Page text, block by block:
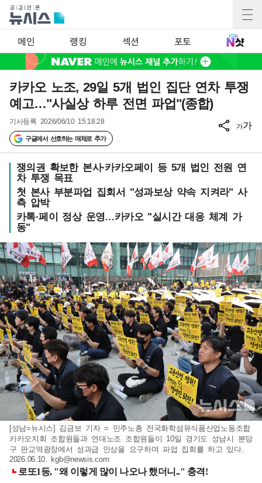
메인 랭킹 섹션 포토
카카오 노조, 29일 5개 법인 집단 연차 투쟁
예고…"사실상 하루 전면 파업"(종합)
기사등록 2026/06/10 15:18:28
구글에서 선호하는 매체로 추가
가가
쟁의권 확보한 본사·카카오페이 등 5개 법인 전원 연
차 투쟁 목표
첫 본사 부분파업 집회서 "성과보상 약속 지켜라" 사
측 압박
카톡·페이 정상 운영…카카오 "실시간 대응 체계 가
동"
[성남=뉴시스] 김금보 기자 = 민주노총 전국화학섬유식품산업노동조합
카카오지회 조합원들과 연대노조 조합원들이 10일 경기도 성남시 분당
구 판교역광장에서 성과급 인상을 요구하며 파업 집회를 하고 있다.
2026.06.10. kgb@newsis.com